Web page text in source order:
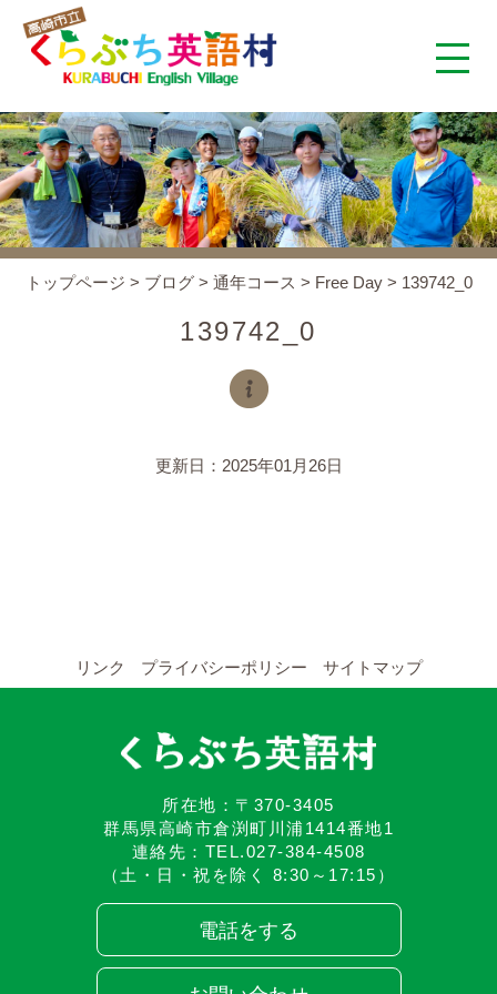
くらぶち英語村とは
コンセプト
週末コース
短期コース
留学コースのご案内
通年コース
週末コース
短期コース
トップページ > ブログ> 通年コース > Free Day> 139742_0
139742_0
更新日：2025年01月26日
リンク プライバシーポリシー サイトマップ
所在地：〒370-3405
群馬県高崎市倉渕町川浦1414番地1
連絡先：TEL.027-384-4508
（土・日・祝を除く 8:30～17:15）
電話をする